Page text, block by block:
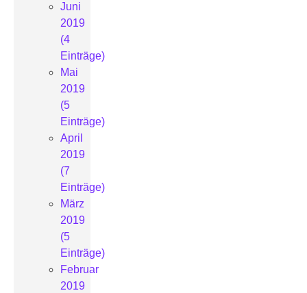
Juni
2019
(4
Einträge)
Mai
2019
(5
Einträge)
April
2019
(7
Einträge)
März
2019
(5
Einträge)
Februar
2019